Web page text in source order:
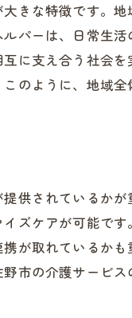
デルケースの構築
く持続可能な介護の
イドヘルパーが
おける人材育成
る高齢者福祉
現する生活の質
きな特徴です。
パーは、日常生
に支え合う社会
のように、地域
供されているか
ズケアが可能で
が取れているか
市の介護サービ